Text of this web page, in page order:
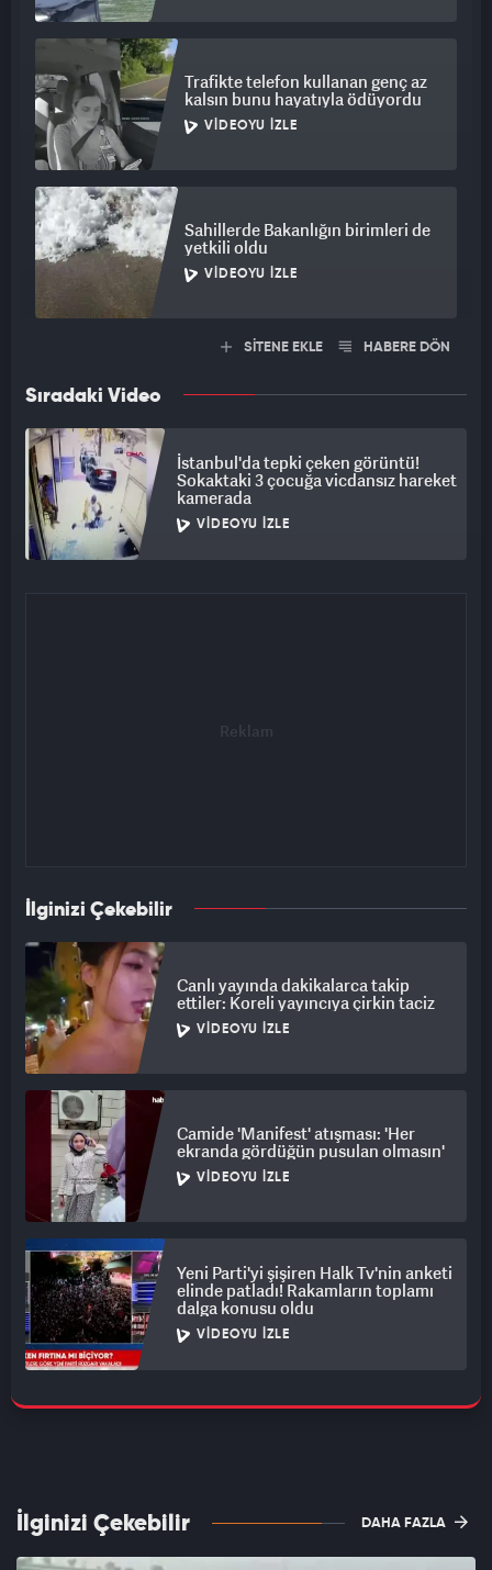
Trafikte telefon kullanan genç az
kalsın bunu hayatıyla ödüyordu
VIDEOYU İZLE
Sahillerde Bakanlığın birimleri de
yetkili oldu
VIDEOYU İZLE
SİTENE EKLE HABERE DÖN
Sıradaki Video
İstanbul'da tepki çeken görüntü!
Sokaktaki 3 çocuğa vicdansız hareket
kamerada
VIDEOYU İZLE
İlginizi Çekebilir
Canlı yayında dakikalarca takip
ettiler: Koreli yayıncıya çirkin taciz
VIDEOYU İZLE
Camide 'Manifest' atışması: 'Her
ekranda gördüğün pusulan olmasın'
VIDEOYU İZLE
Yeni Parti'yi şişiren Halk Tv'nin anketi
elinde patladı! Rakamların toplamı
dalga konusu oldu
VIDEOYU İZLE
İlginizi Çekebilir DAHA FAZLA